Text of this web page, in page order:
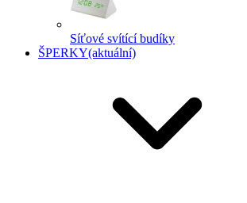
Síťové svítící budíky
ŠPERKY(aktuální)